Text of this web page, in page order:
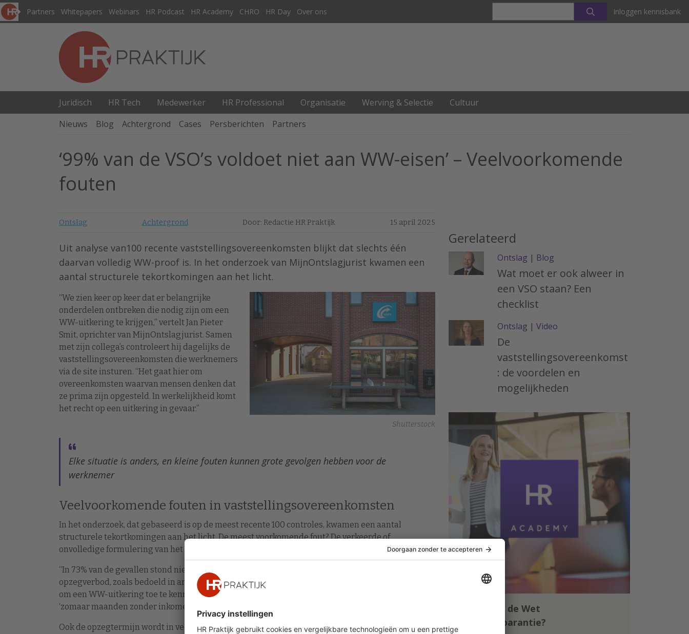
Partners Whitepapers Webinars HR Podcast HR Academy CHRO HR Day Over ons Inloggen kennisbank
Juridisch HR Tech Medewerker HR Professional Organisatie Werving & Selectie
Cultuur
Nieuws
Blog Achtergrond Cases Persberichten Partners
‘99% van de VSO’s voldoet niet aan WW-eisen’ – Veelvoorkomende
fouten
Ontslag Achtergrond Door: Redactie HR Praktijk 15 april 2025
Uit analyse van100 recente vaststellingsovereenkomsten blijkt dat slechts één
daarvan volledig WW-proof is. In het onderzoek van MijnOntslagjurist kwamen een
aantal structurele tekortkomingen aan het licht.
Shutterstock
“We zien keer op keer dat er belangrijke
onderdelen ontbreken die nodig zijn om een
WW-uitkering te krijgen,” vertelt Jan Pieter
Smit, oprichter van MijnOntslagjurist. Samen
met zijn collega’s controleert hij dagelijks de
vaststellingsovereenkomsten die werknemers
via de site insturen. “Het gaat hier om
overeenkomsten waarvan mensen denken dat
ze prima zijn opgesteld. In werkelijkheid komt
het recht op een uitkering in gevaar.”
Elke situatie is anders, en kleine fouten kunnen grote gevolgen hebben voor de
werknemer
Veelvoorkomende fouten in vaststellingsovereenkomsten
In het onderzoek, dat gebaseerd is op de meest recente 100 controles, kwamen een aantal
structurele tekortkomingen aan het licht. De meest voorkomende fout? De verkeerde of
onvolledige formulering van het ontslagmotief.
“In 73% van de gevallen stond niet duidelijk in de overeenkomst dat er geen sprake is van een
opzegverbod, zoals bedoeld in art. 7:670BW. ” legt Smit uit. Eén van de voorwaarden van het UWV
om een WW-uitkering toe te kennen. Als dat er niet in staat, kan de betreffende werknemer
‘zomaar maanden zonder inkomen zitten.’
Ook de opzegtermijn wordt in veel gevallen verkeerd toegepast. In 13% van de gecontroleerde
Gerelateerd
Ontslag | Blog
Wat moet er ook alweer in
een VSO staan? Een
checklist
Ontslag | Video
De
vaststellingsovereenkomst
: de voordelen en
mogelijkheden
Klaar voor de Wet
loontransparantie?